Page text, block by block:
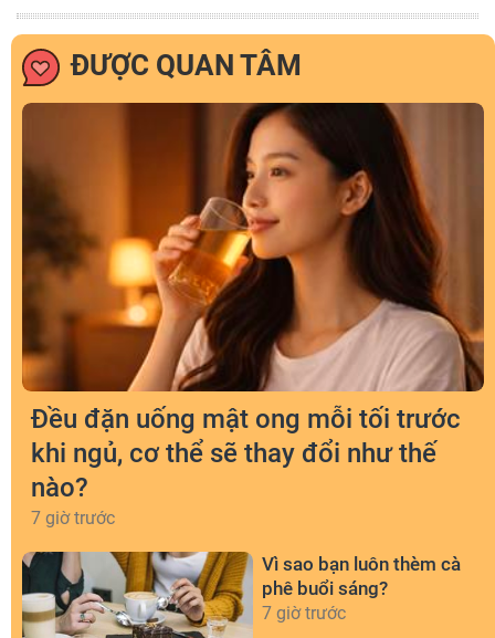
ĐƯỢC QUAN TÂM
Đều đặn uống mật ong mỗi tối trước
khi ngủ, cơ thể sẽ thay đổi như thế
nào?
7 giờ trước
Vì sao bạn luôn thèm cà
phê buổi sáng?
7 giờ trước